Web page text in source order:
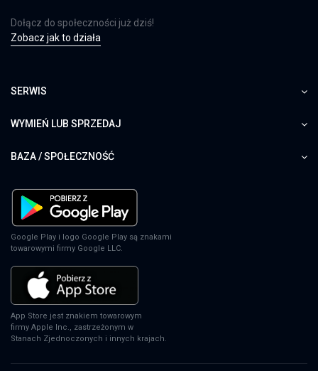
Dołącz do społeczności już dziś!
Zobacz jak to działa
SERWIS
WYMIEŃ LUB SPRZEDAJ
BAZA / SPOŁECZNOŚĆ
Google Play i logo Google Play są znakami
towarowymi firmy Google LLC.
App Store jest znakiem towarowym
firmy Apple Inc., zastrzeżonym w
Stanach Zjednoczonych i innych krajach.